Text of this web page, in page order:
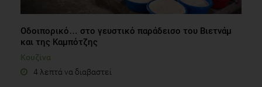
Οδοιπορικό… στο γευστικό παράδεισο του Βιετνάμ
και της Καμπότζης
Κουζίνα
4 λεπτά να διαβαστεί